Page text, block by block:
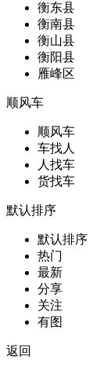
衡东县
衡南县
衡山县
衡阳县
雁峰区
顺风车
顺风车
车找人
人找车
货找车
默认排序
默认排序
热门
最新
分享
关注
有图
返回